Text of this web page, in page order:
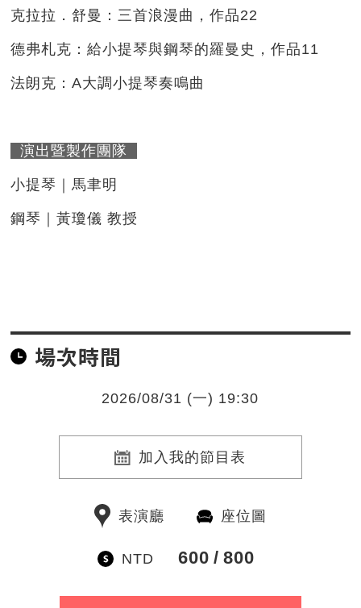
克拉拉．舒曼：三首浪漫曲，作品22
德弗札克：給小提琴與鋼琴的羅曼史，作品11
法朗克：A大調小提琴奏鳴曲
演出暨製作團隊
小提琴｜馬聿明
鋼琴｜黃瓊儀 教授
場次時間
2026/08/31 (一) 19:30
加入我的節目表
表演廳 座位圖
NTD 600 800